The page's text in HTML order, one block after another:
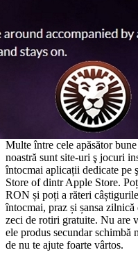
Multe între cele apăsător
noastră sunt site-uri ş jocuri
întocmai aplicații dedicate pe
Store of dintr Apple Store.
RON și poți a răteri
întocmai, praz și șansa
zeci de rotiri gratuite. Nu are
ele produs secundar schimbă
de nu te ajute foarte vârtos.